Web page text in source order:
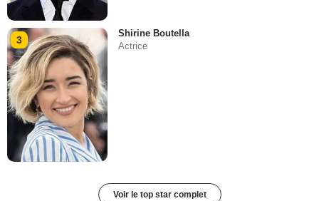
3
Shirine Boutella
Actrice
Voir le top star complet